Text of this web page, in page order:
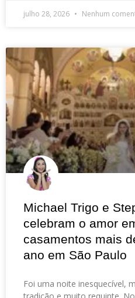
julho 28, 2026 Nenhum
Michael Trigo e
celebram o amor
casamentos mais
ano em São Paulo
Foi uma noite inesquecível,
tradição e muito requinte.